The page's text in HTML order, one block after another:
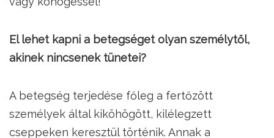
El lehet kapni a betegséget olyan személytől,
akinek nincsenek tünetei?
A betegség terjedése főleg a fertőzött
személyek által kiköhögött, kilélegzett
cseppeken keresztül történik. Annak a